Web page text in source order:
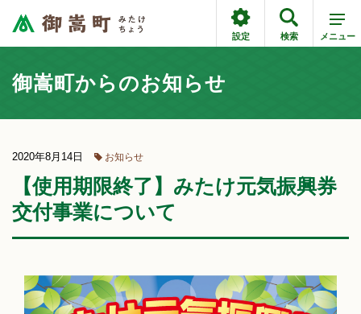
設定 検索 メニュー
御嵩町からのお知らせ
2020年8月14日 お知らせ
【使用期限終了】みたけ元気振興券
交付事業について